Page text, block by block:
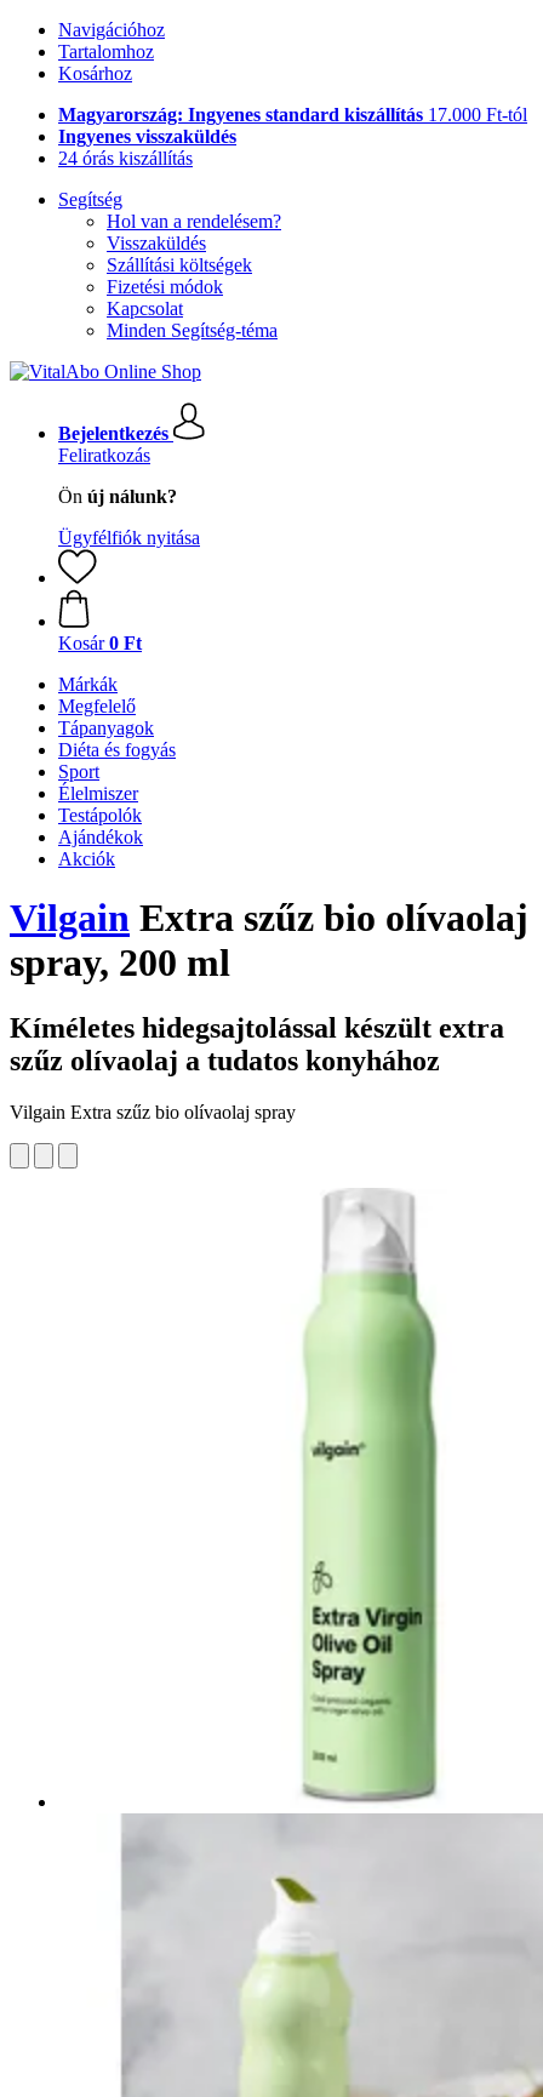
Navigációhoz
Tartalomhoz
Kosárhoz
Magyarország: Ingyenes standard kiszállítás 17.000 Ft-tól
Ingyenes visszaküldés
24 órás kiszállítás
Segítség
Hol van a rendelésem?
Visszaküldés
Szállítási költségek
Fizetési módok
Kapcsolat
Minden Segítség-téma
Bejelentkezés
Feliratkozás
Ön új nálunk?
Ügyfélfiók nyitása
Kosár 0 Ft
Márkák
Megfelelő
Tápanyagok
Diéta és fogyás
Sport
Élelmiszer
Testápolók
Ajándékok
Akciók
Vilgain Extra szűz bio olívaolaj
spray, 200 ml
Kíméletes hidegsajtolással készült extra
szűz olívaolaj a tudatos konyhához
Vilgain Extra szűz bio olívaolaj spray